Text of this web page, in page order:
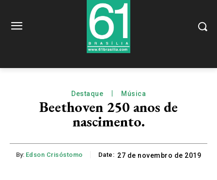
Destaque Música
Beethoven 250 anos de
nascimento.
By: Edson Crisóstomo Date: 27 de novembro de 2019